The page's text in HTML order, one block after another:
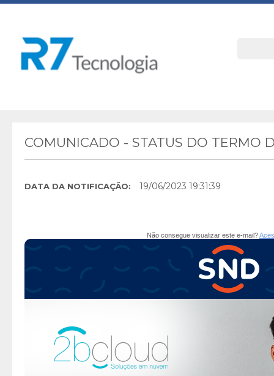
COMUNICADO - STATUS DO TERMO
DATA DA NOTIFICAÇÃO: 19/06/2023 19:31:39
Não consegue visualizar este e-mail?